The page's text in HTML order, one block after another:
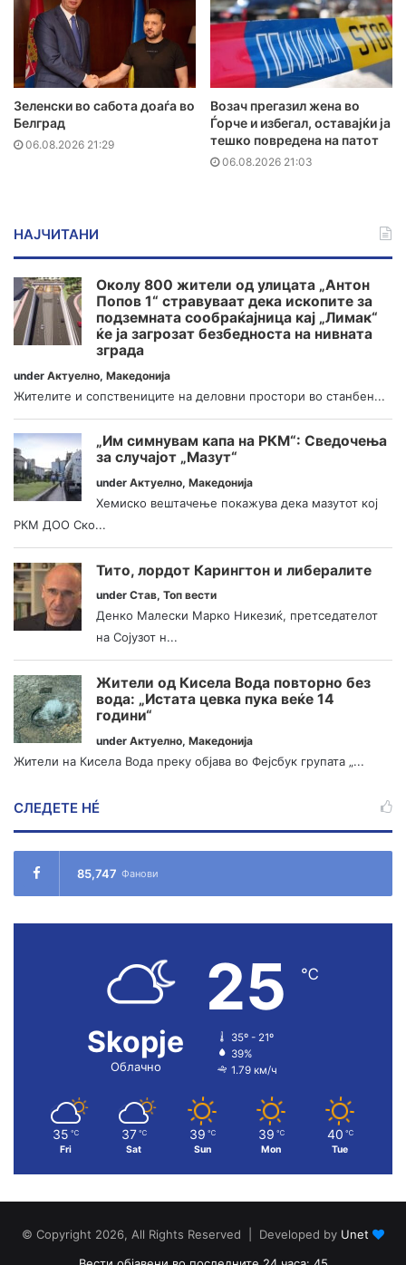
Зеленски во сабота доаѓа во
Белград
06.08.2026 21:29
Возач прегазил жена во
Ѓорче и избегал, оставајќи ја
тешко повредена на патот
06.08.2026 21:03
НАЈЧИТАНИ
Околу 800 жители од улицата „Антон
Попов 1“ стравуваат дека ископите за
подземната сообраќајница кај „Лимак“
ќе ја загрозат безбедноста на нивната
зграда
under Актуелно, Македонија
Жителите и сопствениците на деловни простори во станбен...
„Им симнувам капа на РКМ“: Сведочења
за случајот „Мазут“
under Актуелно, Македонија
Хемиско вештачење покажува дека мазутот кој
РКМ ДОО Ско...
Тито, лордот Карингтон и либералите
under Став, Топ вести
Денко Малески Марко Никезиќ, претседателот
на Сојузот н...
Жители од Кисела Вода повторно без
вода: „Истата цевка пука веќе 14
години“
under Актуелно, Македонија
Жители на Кисела Вода преку објава во Фејсбук групата „...
СЛЕДЕТЕ НÉ
85,747 Фанови
Skopje
Облачно
25 ℃
35º - 21º
39%
1.79 км/ч
35 ℃
Fri
37 ℃
Sat
39 ℃
Sun
39 ℃
Mon
40 ℃
Tue
© Copyright 2026, All Rights Reserved | Developed by Unet